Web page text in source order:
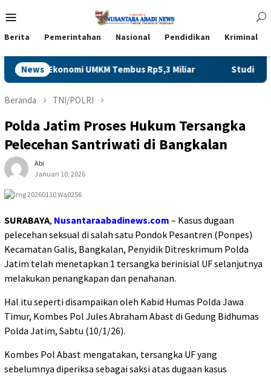
ke
Mobile
Berita Pemerintahan Nasional Pendidikan Kriminal
News
Miliar Studi Tiru Infrastruktur, Pemkab Kuningan
Beranda TNI/POLRI
Polda Jatim Proses Hukum Tersangka
Pelecehan Santriwati di Bangkalan
Abi
Januari 10, 2026
SURABAYA, Nusantaraabadinews.com – Kasus dugaan
pelecehan seksual di salah satu Pondok Pesantren (Ponpes)
Kecamatan Galis, Bangkalan, Penyidik Ditreskrimum Polda
Jatim telah menetapkan 1 tersangka berinisial UF selanjutnya
melakukan penangkapan dan penahanan.
Hal itu seperti disampaikan oleh Kabid Humas Polda Jawa
Timur, Kombes Pol Jules Abraham Abast di Gedung Bidhumas
Polda Jatim, Sabtu (10/1/26).
Kombes Pol Abast mengatakan, tersangka UF yang
sebelumnya diperiksa sebagai saksi atas dugaan kasus